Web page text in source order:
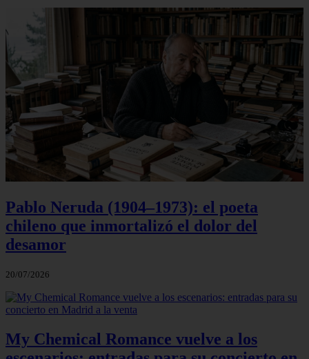
Pablo Neruda (1904–1973): el poeta
chileno que inmortalizó el dolor del
desamor
20/07/2026
My Chemical Romance vuelve a los